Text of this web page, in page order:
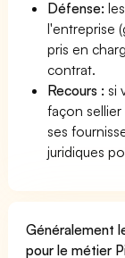
Défense:
l'entreprise
pris en
contrat.
Recours : si
façon
ses
juridiques
Généralement
pour le métier